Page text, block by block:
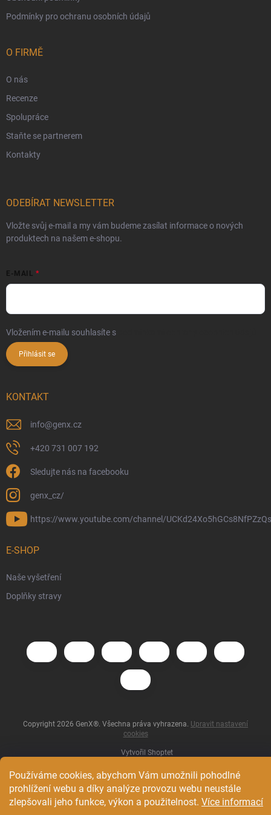
Používáme cookies, abychom Vám umožnili pohodlné
prohlížení webu a díky analýze provozu webu neustále
zlepšovali jeho funkce, výkon a použitelnost. Více informací
Podmínky pro ochranu osobních údajů
O FIRMĚ
O nás
Recenze
Spolupráce
Staňte se partnerem
Kontakty
ODEBÍRAT NEWSLETTER
Vložte svůj e-mail a my vám budeme zasílat informace o nových
produktech na našem e-shopu.
E-MAIL
Vložením e-mailu souhlasíte s
Přihlásit se
KONTAKT
info@genx.cz
+420 731 007 192
Sledujte nás na facebooku
genx_cz/
https://www.youtube.com/channel/
E-SHOP
Naše vyšetření
Doplňky stravy
Vytvořil Shoptet
Copyright 2026 GenX® . Všechna práva vyhrazena. Upravit nastavení
cookies